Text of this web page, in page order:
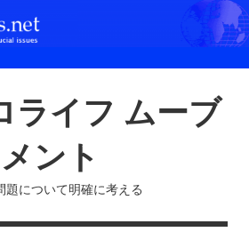
ライフ ムーブ
メント
題について明確に考える